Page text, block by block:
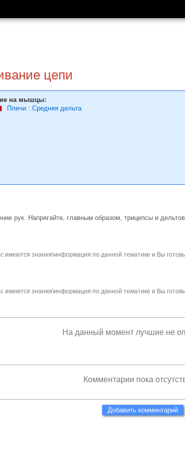
цепи
на мышцы:
Плечи : Средняя дельта
рук. Напрягайте, главным образом, трицепсы и
имеются знания\информация по данной тематике и Вы
имеются знания\информация по данной тематике и Вы
На данный момент лучшие не
Комментарии пока
Добавить комментарий